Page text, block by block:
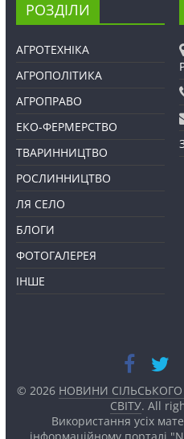
РОЗДІЛИ
АГРОТЕХНІКА
АГРОПОЛІТИКА
АГРОПРАВО
ЕКО-ФЕРМЕРСТВО
ТВАРИННИЦТВО
РОСЛИННИЦТВО
ЛЯ СЕЛО
БЛОГИ
ФОТОГАЛЕРЕЯ
ІНШЕ
© 2026 НОВИНИ
СВІТУ. All
Використання усіх